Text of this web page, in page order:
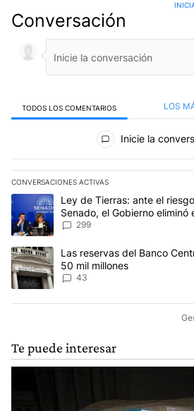
Conversación
TODOS LOS COMENTARIOS LOS
Todos los comentarios
Inicie la
CONVERSACIONES ACTIVAS
Este listado muestra los artículos con
Un artículo de tendencia con el título
Ley de Tierras: ante el
Senado, el Gobierno eliminó
del proyecto
299
Un artículo de tendencia con el título
Las reservas del Banco
50 mil millones
43